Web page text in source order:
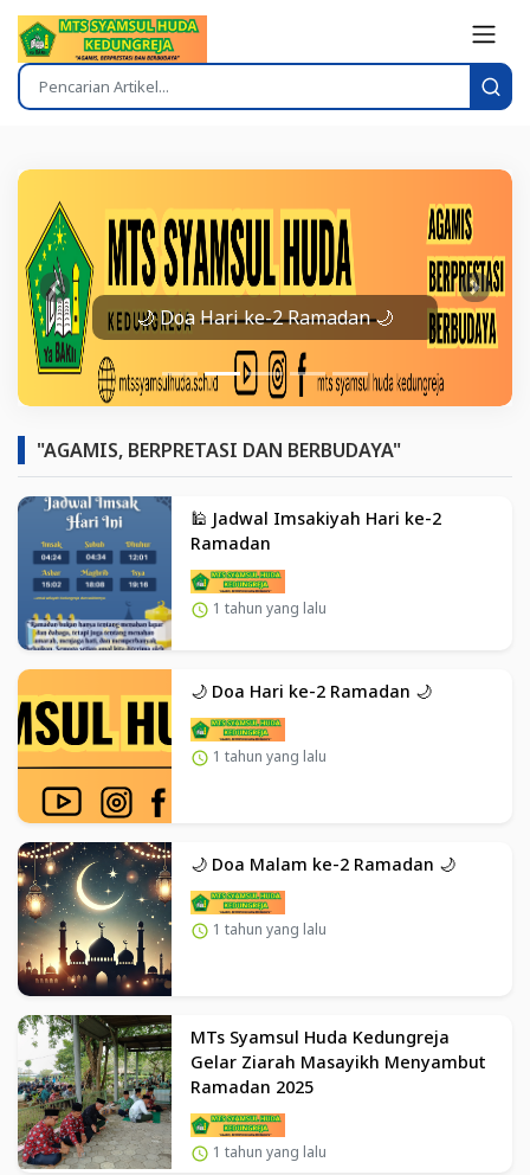
🌙 Doa Hari ke-2 Ramadan 🌙
Prev Next
"AGAMIS, BERPRETASI DAN BERBUDAYA"
🕌 Jadwal Imsakiyah Hari ke-2
Ramadan
1 tahun yang lalu
🌙 Doa Hari ke-2 Ramadan 🌙
1 tahun yang lalu
🌙 Doa Malam ke-2 Ramadan 🌙
1 tahun yang lalu
MTs Syamsul Huda Kedungreja
Gelar Ziarah Masayikh Menyambut
Ramadan 2025
1 tahun yang lalu